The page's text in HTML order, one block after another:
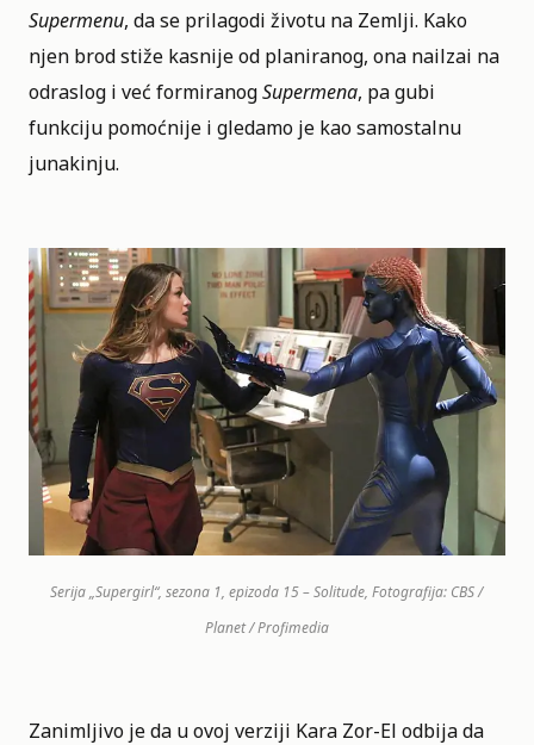
Supermenu, da se prilagodi životu na Zemlji. Kako
njen brod stiže kasnije od planiranog, ona nailzai na
odraslog i već formiranogSupermena, pa gubi
funkciju pomoćnije i gledamo je kao samostalnu
junakinju.
Serija „Supergirl“, sezona 1, epizoda 15 – Solitude, Fotografija: CBS /
Planet / Profimedia
Zanimljivo je da u ovoj verziji Kara Zor-El odbija da